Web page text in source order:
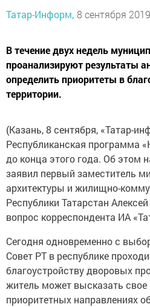
Татар-Информ, 8 сентября
В течение двух недель
проанализируют результаты
определить приоритеты в
территории.
(Казань, 8 сентября, «Татар-
Республиканская программа
до конца этого года. Об этом
заявил первый заместитель
архитектуры и жилищно-
Республики Татарстан
вопрос корреспондента ИА
Сегодня одновременно с
Совет РТ в республике
благоустройству дворовых
житель может высказать свое
приоритетных направлениях